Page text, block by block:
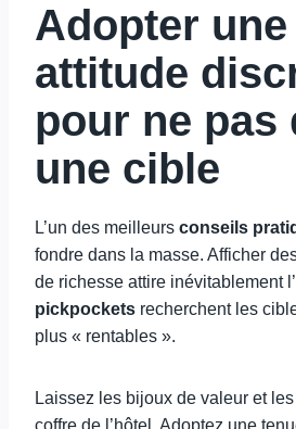
Adopter une
attitude
pour ne pas
une cible
L’un des meilleurs conseils
fondre dans la masse. Afficher
de richesse attire inévitablement
pickpockets recherchent les
plus « rentables ».
Laissez les bijoux de valeur et
coffre de l’hôtel. Adoptez une